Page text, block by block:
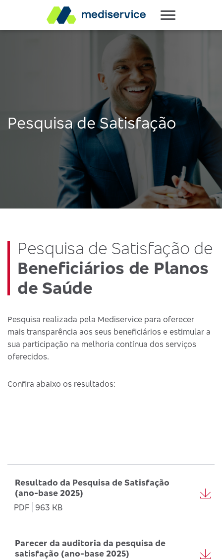
Pesquisa de Satisfação
Pesquisa de Satisfação de
Beneficiários de Planos
de Saúde
Pesquisa realizada pela Mediservice para oferecer
mais transparência aos seus beneficiários e estimular a
sua participação na melhoria contínua dos serviços
oferecidos.
Confira abaixo os resultados:
Resultado da Pesquisa de Satisfação
(ano-base 2025)
PDF
963 KB
Parecer da auditoria da pesquisa de
satisfação (ano-base 2025)